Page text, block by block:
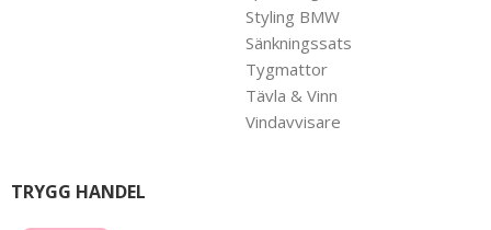
Styling BMW
Sänkningssats
Tygmattor
Tävla & Vinn
Vindavvisare
TRYGG HANDEL